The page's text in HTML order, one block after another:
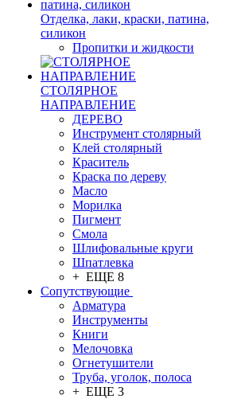
Отделка, лаки, краски, патина,
силикон
Пропитки и жидкости
СТОЛЯРНОЕ
НАПРАВЛЕНИЕ
ДЕРЕВО
Инструмент столярный
Клей столярный
Краситель
Краска по дереву
Масло
Морилка
Пигмент
Смола
Шлифовальные круги
Шпатлевка
+ ЕЩЕ 8
Сопутствующие
Арматура
Инструменты
Книги
Мелочовка
Огнетушители
Труба, уголок, полоса
+ ЕЩЕ 3